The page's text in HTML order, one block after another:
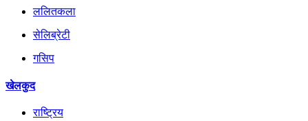
ललितकला
सेलिब्रेटी
गसिप
खेलकुद
राष्ट्रिय